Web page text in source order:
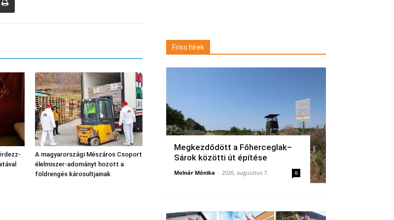
A magyarországi Mészáros Csoport
élelmiszer-adományt hozott a
földrengés károsultjainak
Friss hírek
Megkezdődött a Főherceglak–
Sárok közötti út építése
Molnár Mónika - 2026, augusztus 7. 0